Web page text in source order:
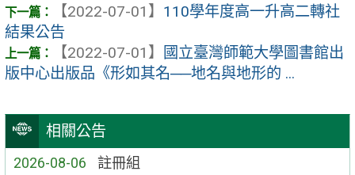
相關公告
2026-08-06 註冊組
【2022-07-01】 110學年度高一升高二轉社
結果公告
【2022-07-01】
國立臺灣師範大學圖書館出
版中心出版品《形如其名──地名與地形的 ...